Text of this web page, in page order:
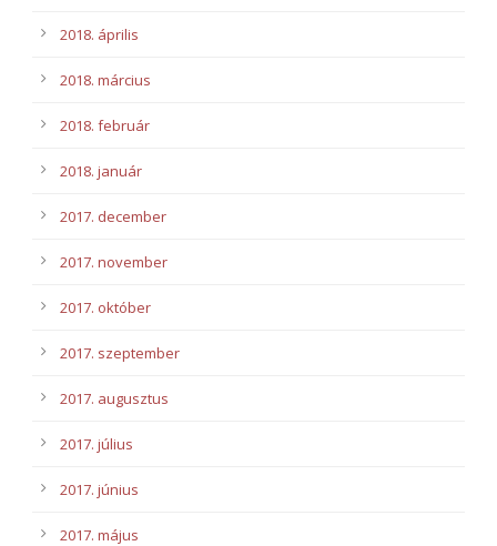
2018. április
2018. március
2018. február
2018. január
2017. december
2017. november
2017. október
2017. szeptember
2017. augusztus
2017. július
2017. június
2017. május